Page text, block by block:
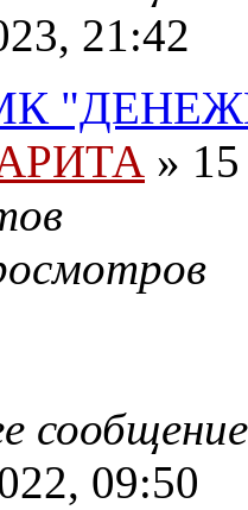
21:42
МК
»
сообщение
09:50